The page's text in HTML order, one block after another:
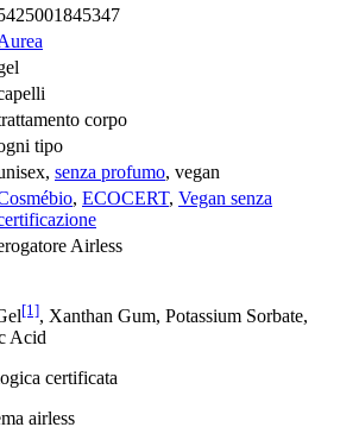
corpo
tipo
senza profumo, vegan
, ECOCERT, Vegan senza
Airless
[1], Xanthan Gum, Potassium Sorbate,
Acid
certificata
airless